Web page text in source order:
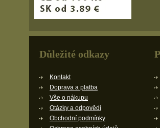
Důležité odkazy
Kontakt
Doprava a platba
Vše o nákupu
Otázky a odpovědi
Obchodní podmínky